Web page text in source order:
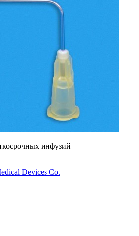
инфузий
Devices Co.